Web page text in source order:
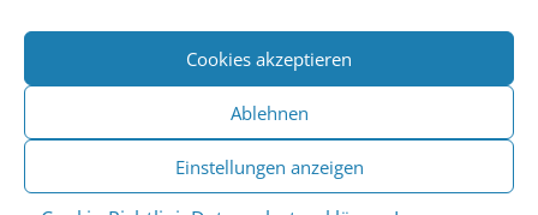
Cookies akzeptieren
Ablehnen
Einstellungen anzeigen
da Agency - Webagentur für Webdesign & SEO, Köln
•Webdesign Köln|SEO Köln|Sitemap|Impressum
|Datenschutz